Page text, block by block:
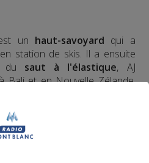
un haut-savoyard qui a
station de skis. Il a ensuite
du saut à l'élastique, AJ
Bali et en Nouvelle Zélande,